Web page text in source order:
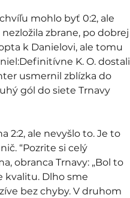
mohlo byť 0:2, ale
zbrane, po dobrej
k Danielovi, ale tomu
K. O. dostali
usmernil zblízka do
gól do siete Trnavy
2:2, ale nevyšlo to. Je to
“Pozrite si celý
obranca Trnavy: „Bol to
kvalitu. Dlho sme
bez chyby. V druhom